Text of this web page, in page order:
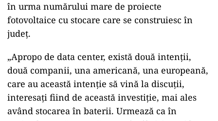
în urma numărului mare de proiecte
fotovoltaice cu stocare care se construiesc în
județ.
„Apropo de data center, există două intenții,
două companii, una americană, una europeană,
care au această intenție să vină la discuții,
interesați fiind de această investiție, mai ales
având stocarea în baterii. Urmează ca în